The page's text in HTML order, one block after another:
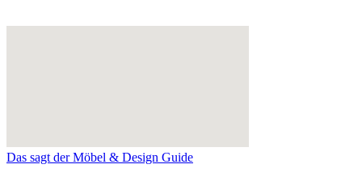
Das sagt der Möbel & Design Guide